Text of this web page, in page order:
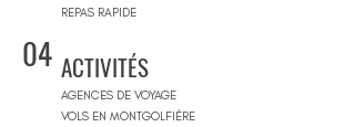
REPAS RAPIDE
04 ACTIVITÉS
AGENCES DE VOYAGE
VOLS EN MONTGOLFIÈRE